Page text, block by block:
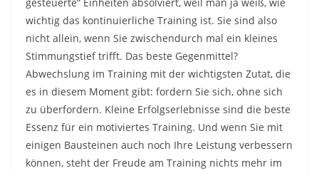
wichtig das kontinuierliche Training ist. Sie sind also
nicht allein, wenn Sie zwischendurch mal ein kleines
Stimmungstief trifft. Das beste Gegenmittel?
Abwechslung im Training mit der wichtigsten Zutat, die
es in diesem Moment gibt: fordern Sie sich, ohne sich
zu überfordern. Kleine Erfolgserlebnisse sind die beste
Essenz für ein motiviertes Training. Und wenn Sie mit
einigen Bausteinen auch noch Ihre Leistung verbessern
können, steht der Freude am Training nichts mehr im